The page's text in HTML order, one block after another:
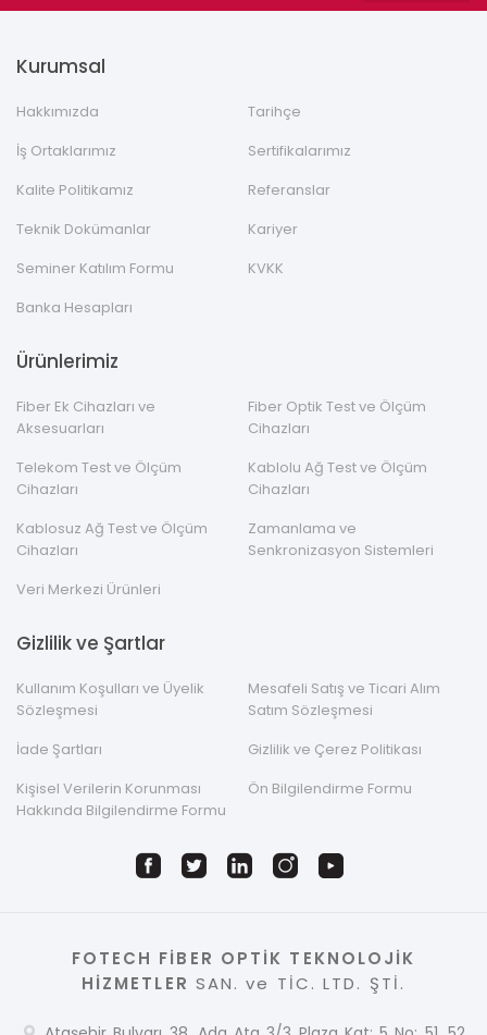
Kurumsal
Hakkımızda
Tarihçe
İş Ortaklarımız
Sertifikalarımız
Kalite Politikamız
Referanslar
Teknik Dokümanlar
Kariyer
Seminer Katılım Formu
KVKK
Banka Hesapları
Ürünlerimiz
Fiber Ek Cihazları ve
Aksesuarları
Fiber Optik Test ve Ölçüm
Cihazları
Telekom Test ve Ölçüm
Cihazları
Kablolu Ağ Test ve Ölçüm
Cihazları
Kablosuz Ağ Test ve Ölçüm
Cihazları
Zamanlama ve
Senkronizasyon Sistemleri
Veri Merkezi Ürünleri
Gizlilik ve Şartlar
Kullanım Koşulları ve Üyelik
Sözleşmesi
Mesafeli Satış ve Ticari Alım
Satım Sözleşmesi
İade Şartları
Gizlilik ve Çerez Politikası
Kişisel Verilerin Korunması
Hakkında Bilgilendirme Formu
Ön Bilgilendirme Formu
FOTECH FİBER OPTİK TEKNOLOJİK
HİZMETLER SAN. ve TİC. LTD. ŞTİ.